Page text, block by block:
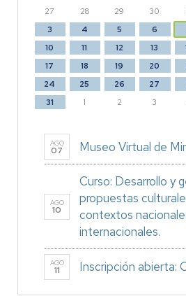
27
28 29 30
3
4 5 6
10
11 12 13
17
18 19 20
24
25 26 27
31
1 2 3
AGO
07 Museo Virtual de
AGO
10
Curso: Desarrollo y
propuestas
contextos
internacionales.
AGO
11 Inscripción abierta: